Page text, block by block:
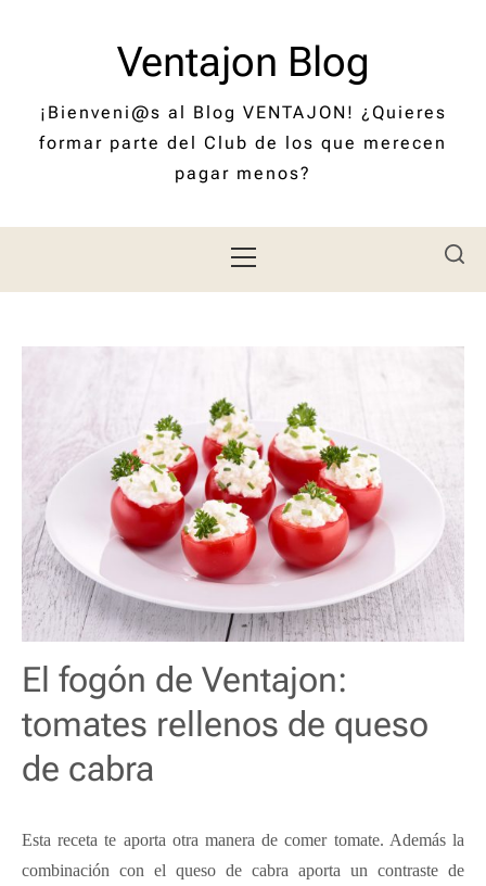
Ventajon Blog
¡Bienveni@s al Blog VENTAJON! ¿Quieres
formar parte del Club de los que merecen
pagar menos?
principal
El fogón de Ventajon:
tomates rellenos de queso
de cabra
Esta receta te aporta otra manera de comer tomate. Además la
combinación con el queso de cabra aporta un contraste de